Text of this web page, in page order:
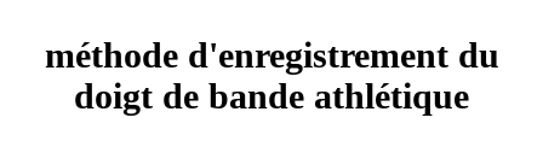
méthode d'enregistrement du
doigt de bande athlétique